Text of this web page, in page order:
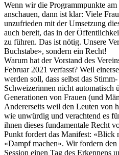
Wenn wir die Programmpunkte
anschauen, dann ist klar: Viele
unzufrieden mit der Umsetzung
auch bereit, das in der
zu führen. Das ist nötig. Unsere
Buchstabe», sondern ein Recht!
Warum hat der Vorstand des
Februar 2021 verfasst? Weil
werden soll, dass selbst das
Schweizerinnen nicht automatisch
Generationen von Frauen (und
Andererseits weil den Leuten von
wie unwürdig und verachtend es
ihnen dieses fundamentale Recht
Punkt fordert das Manifest: «Blick
«Dampf machen». Wir fordern
Session einen Tag des Erkennens